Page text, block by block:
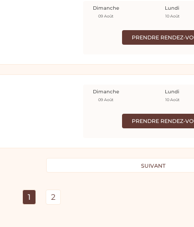
PRENDRE RENDEZ-
Dimanche
09 Août
Lundi
10 Août
PRENDRE RENDEZ-
Dimanche
09 Août
Lundi
10 Août
SUIVANT
1 2